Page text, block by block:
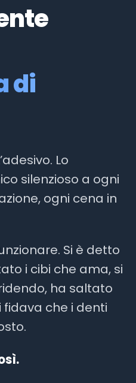
di
Lo
silenzioso a ogni
ogni cena in
Si è detto
i cibi che ama, si
ha saltato
che i denti